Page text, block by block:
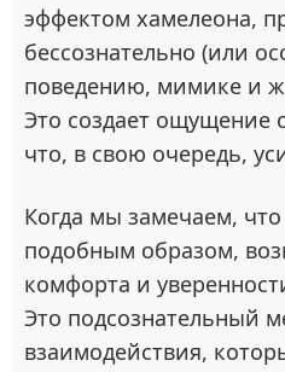
эффектом хамелеона,
бессознательно (или
поведению, мимике и
Это создает ощущение
что, в свою очередь,
Когда мы замечаем, что
подобным образом,
комфорта и
Это подсознательный
взаимодействия,